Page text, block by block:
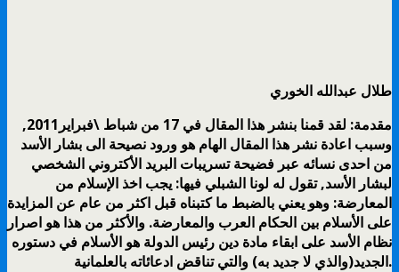
طلال عبدالله الخوري
مقدمة: لقد قمنا بنشر هذا المقال في 17 من شباط \فبراير2011,
وسبب اعادة نشر هذا المقال الهام هو ورود نصيحة الى بشار الأسد
من احدى نسائه عبر فضيحة تسريبات البريد الأكتروني الشخصي
لبشار الأسد, تقول له لونا الشبلي فيها: يجب اخذ الإسلام من
المعارضة: وهو يعني بالضبط ما كتبناه قبل اكثر من عام عن المزايدة
على الأسلام بين الحكام العرب والمعارضة. والأكثر من هذا هو اصرار
نظام الأسد على ابقاء مادة دين رئيس الدولة هو الأسلام في دستوره
الجديد(والذي لا جديد به) والتي تناقض ادعائاته بالعلمانية.